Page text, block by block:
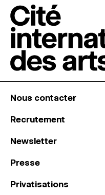
Nous contacter
Recrutement
Newsletter
Presse
Privatisations